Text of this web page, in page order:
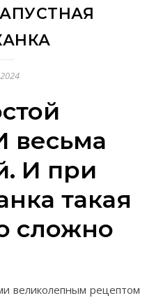
весьма
И при
такая
сложно